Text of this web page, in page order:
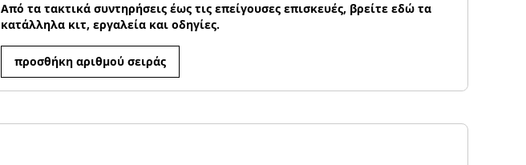
Από τα τακτικά συντηρήσεις έως τις επείγουσες επισκευές, βρείτε εδώ τα
κατάλληλα κιτ, εργαλεία και οδηγίες.
προσθήκη αριθμού σειράς